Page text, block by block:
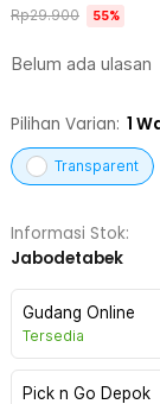
Belum ada ulasan
Rp29.900 55%
Pilihan Varian: 1
Transparent
Informasi Stok:
Jabodetabek
Gudang Online
Tersedia
Pick n Go Depok